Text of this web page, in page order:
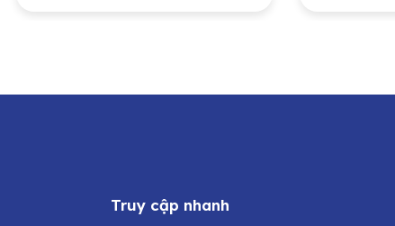
Truy cập nhanh